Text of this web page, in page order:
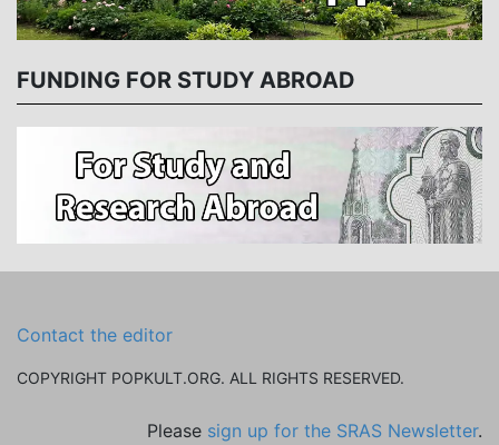
FUNDING FOR STUDY ABROAD
Contact the editor
COPYRIGHT POPKULT.ORG. ALL RIGHTS RESERVED.
Please sign up for the SRAS Newsletter.